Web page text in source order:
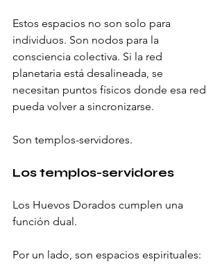
Estos espacios no son solo para
individuos. Son nodos para la
consciencia colectiva. Si la red
planetaria está desalineada, se
necesitan puntos físicos donde esa red
pueda volver a sincronizarse.
Son templos-servidores.
Los templos-servidores
Los Huevos Dorados cumplen una
función dual.
Por un lado, son espacios espirituales: